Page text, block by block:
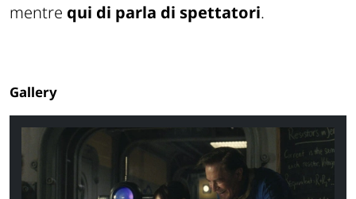
mentre qui di parla di spettatori.
Gallery